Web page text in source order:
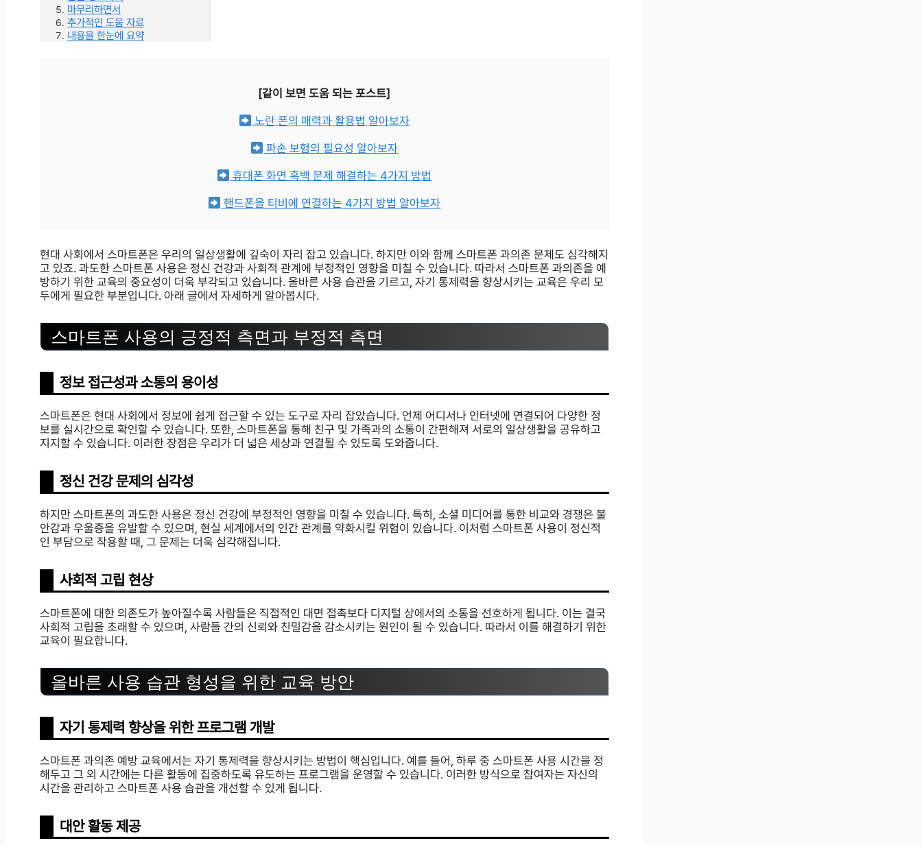
마무리하면서
추가적인 도움 자료
내용을 한눈에 요약
[같이 보면 도움 되는 포스트]
노란 폰의 매력과 활용법 알아보자
파손 보험의 필요성 알아보자
휴대폰 화면 흑백 문제 해결하는 4가지 방법
핸드폰을 티비에 연결하는 4가지 방법 알아보자
현대 사회에서 스마트폰은 우리의 일상생활에 깊숙이 자리 잡고 있습니다. 하지만 이와 함께 스마트폰 과의존 문제도 심각해지
고 있죠. 과도한 스마트폰 사용은 정신 건강과 사회적 관계에 부정적인 영향을 미칠 수 있습니다. 따라서 스마트폰 과의존을 예
방하기 위한 교육의 중요성이 더욱 부각되고 있습니다. 올바른 사용 습관을 기르고, 자기 통제력을 향상시키는 교육은 우리 모
두에게 필요한 부분입니다. 아래 글에서 자세하게 알아봅시다.
스마트폰 사용의 긍정적 측면과 부정적 측면
정보 접근성과 소통의 용이성
스마트폰은 현대 사회에서 정보에 쉽게 접근할 수 있는 도구로 자리 잡았습니다. 언제 어디서나 인터넷에 연결되어 다양한 정
보를 실시간으로 확인할 수 있습니다. 또한, 스마트폰을 통해 친구 및 가족과의 소통이 간편해져 서로의 일상생활을 공유하고
지지할 수 있습니다. 이러한 장점은 우리가 더 넓은 세상과 연결될 수 있도록 도와줍니다.
정신 건강 문제의 심각성
하지만 스마트폰의 과도한 사용은 정신 건강에 부정적인 영향을 미칠 수 있습니다. 특히, 소셜 미디어를 통한 비교와 경쟁은 불
안감과 우울증을 유발할 수 있으며, 현실 세계에서의 인간 관계를 약화시킬 위험이 있습니다. 이처럼 스마트폰 사용이 정신적
인 부담으로 작용할 때, 그 문제는 더욱 심각해집니다.
사회적 고립 현상
스마트폰에 대한 의존도가 높아질수록 사람들은 직접적인 대면 접촉보다 디지털 상에서의 소통을 선호하게 됩니다. 이는 결국
사회적 고립을 초래할 수 있으며, 사람들 간의 신뢰와 친밀감을 감소시키는 원인이 될 수 있습니다. 따라서 이를 해결하기 위한
교육이 필요합니다.
올바른 사용 습관 형성을 위한 교육 방안
자기 통제력 향상을 위한 프로그램 개발
스마트폰 과의존 예방 교육에서는 자기 통제력을 향상시키는 방법이 핵심입니다. 예를 들어, 하루 중 스마트폰 사용 시간을 정
해두고 그 외 시간에는 다른 활동에 집중하도록 유도하는 프로그램을 운영할 수 있습니다. 이러한 방식으로 참여자는 자신의
시간을 관리하고 스마트폰 사용 습관을 개선할 수 있게 됩니다.
대안 활동 제공